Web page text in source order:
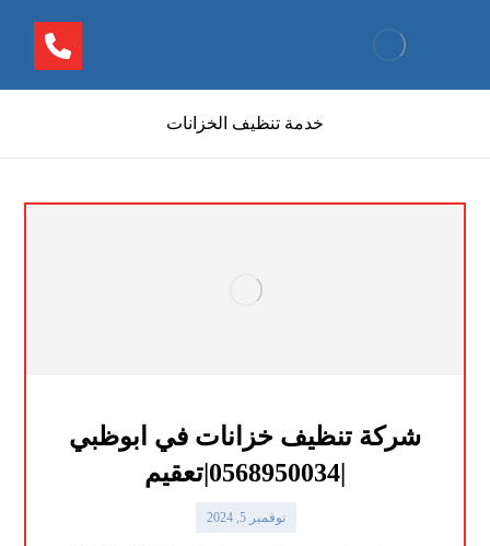
خدمة تنظيف الخزانات
شركة تنظيف خزانات في ابوظبي
نوفمبر 5, 2024